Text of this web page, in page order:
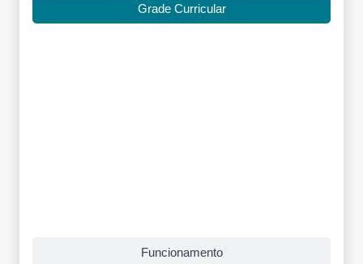
Grade Curricular
Funcionamento